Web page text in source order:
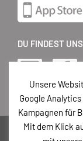
DU FINDEST
Unsere
Google
Kampagnen für
Mit dem Klick